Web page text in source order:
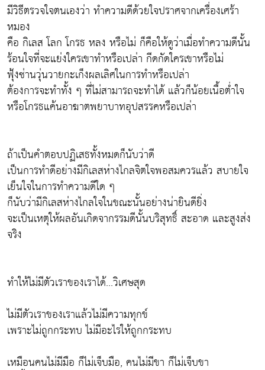
มีวิธีตรวจใจตนเองว่า ทำความดีด้วยใจปราศจากเครื่องเศร้า
หมอง
คือ กิเลส โลก โกรธ หลง หรือไม่ ก็คือให้ดูว่าเมื่อทำความดีนั้น
ร้อนใจที่จะแย่งใครเขาทำหรือเปล่า กีดกัดใครเขาหรือไม่
ฟุ้งซ่านวุ่นวายกะเก็งผลเลิศในการทำหรือเปล่า
ต้องการจะทำทั้ง ๆ ที่ไม่สามารถจะทำได้ แล้วก็น้อยเนื้อต่ำใจ
หรือโกรธแค้นอาฆาตพยาบาทอุปสรรคหรือเปล่า
ถ้าเป็นคำตอบปฏิเสธทั้งหมดก็นับว่าดี
เป็นการทำดีอย่างมีกิเลสห่างไกลจิตใจพอสมควรแล้ว สบายใจ
เย็นใจในการทำความดีใด ๆ
ก็นับว่ามีกิเลสห่างไกลใจในขณะนั้นอย่างน่ายินดียิ่ง
จะเป็นเหตุให้ผลอันเกิดจากรรมดีนั้นบริสุทธิ์ สะอาด และสูงส่ง
จริง
ทำให้ไม่มีตัวเราของเราได้...วิเศษสุด
ไม่มีตัวเราของเราแล้วไม่มีความทุกข์
เพราะไม่ถูกกระทบ ไม่มีอะไรให้ถูกกระทบ
เหมือนคนไม่มีมือ ก็ไม่เจ็บมือ, คนไม่มีขา ก็ไม่เจ็บขา